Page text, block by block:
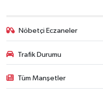
Nöbetçi Eczaneler
Trafik Durumu
Tüm Manşetler